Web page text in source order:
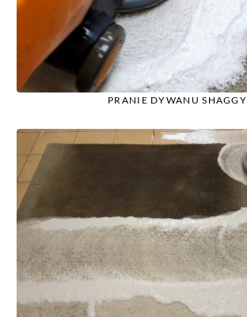
PRANIE DYWANU SHAGGY